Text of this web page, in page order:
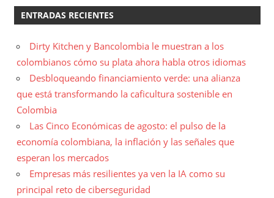
ENTRADAS RECIENTES
Dirty Kitchen y Bancolombia le muestran a los
colombianos cómo su plata ahora habla otros idiomas
Desbloqueando financiamiento verde: una alianza
que está transformando la caficultura sostenible en
Colombia
Las Cinco Económicas de agosto: el pulso de la
economía colombiana, la inflación y las señales que
esperan los mercados
Empresas más resilientes ya ven la IA como su
principal reto de ciberseguridad